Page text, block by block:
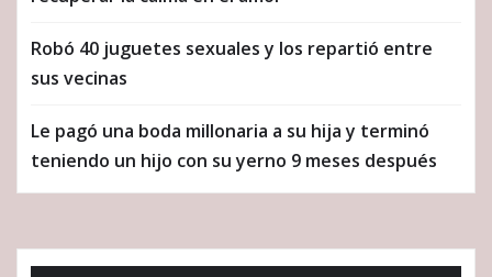
Robó 40 juguetes sexuales y los repartió entre
sus vecinas
Le pagó una boda millonaria a su hija y terminó
teniendo un hijo con su yerno 9 meses después